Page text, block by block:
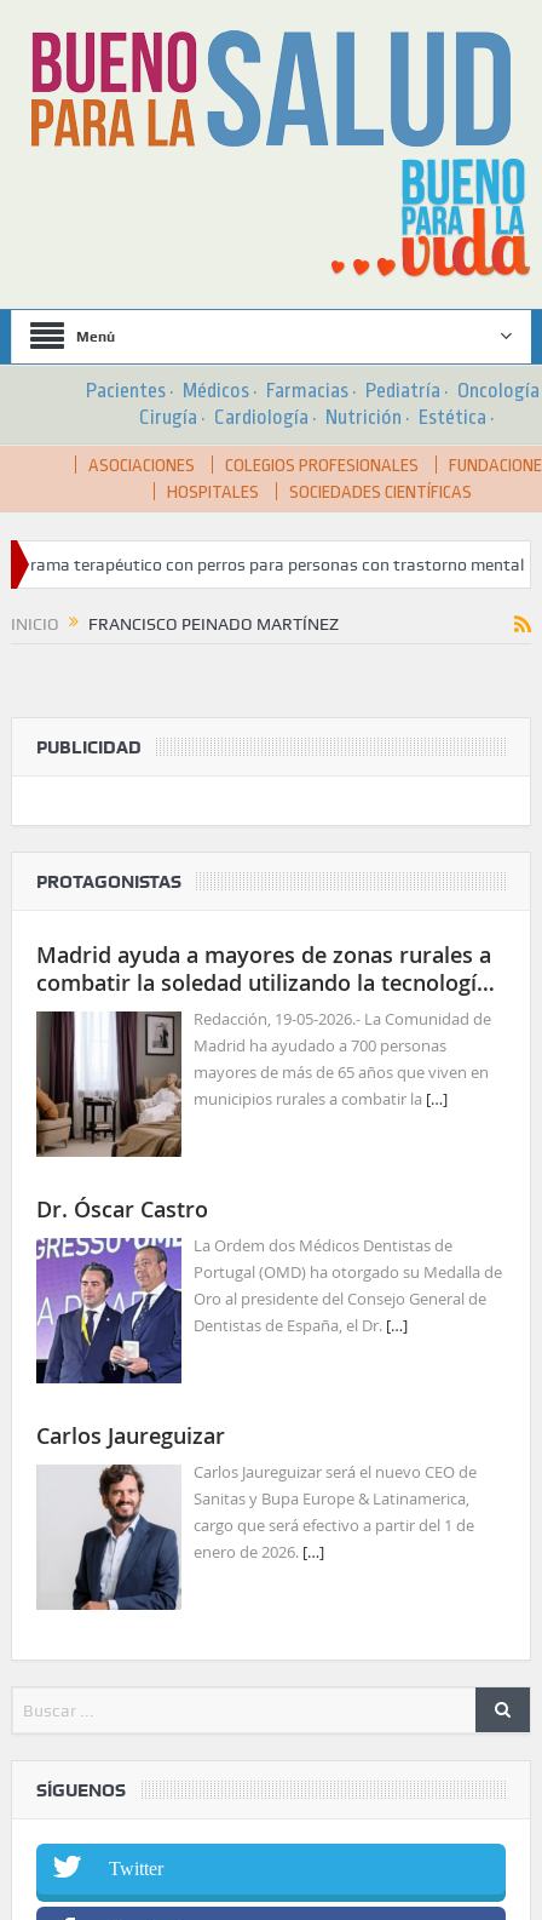
Menú
Pacientes · Médicos · Farmacias · Pediatría ·
Cirugía · Cardiología · Nutrición · Estética ·
ASOCIACIONES COLEGIOS PROFESIONALES
HOSPITALES
SOCIEDADES CIENTÍFICAS
terapéutico con perros para personas con trastorno mental
INICIO FRANCISCO PEINADO MARTÍNEZ
PUBLICIDAD
PROTAGONISTAS
Madrid ayuda a mayores de zonas rurales a
combatir la soledad utilizando la tecnología
para las relaciones socialesRedacción, 19-05-2026.- La Comunidad de
Madrid ha ayudado a 700 personas
mayores de más de 65 años que viven en
municipios rurales a combatir la […]
Dr. Óscar Castro
La Ordem dos Médicos Dentistas de
Portugal (OMD) ha otorgado su Medalla de
Oro al presidente del Consejo General de
Dentistas de España, el Dr. […]
Carlos Jaureguizar
Carlos Jaureguizar será el nuevo CEO de
Sanitas y Bupa Europe & Latinamerica,
cargo que será efectivo a partir del 1 de
enero de 2026. […]
SÍGUENOS
Twitter